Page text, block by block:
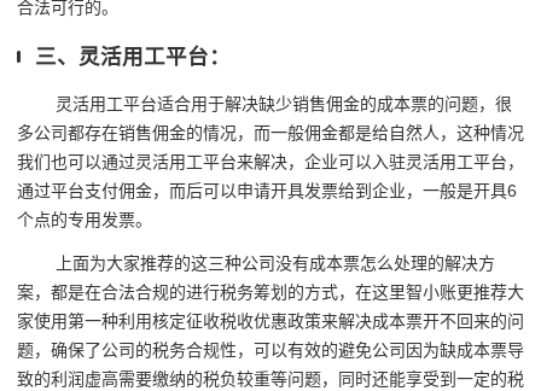
合法可行的。
三、灵活用工平台：
灵活用工平台适合用于解决缺少销售佣金的成本票的问题，很
多公司都存在销售佣金的情况，而一般佣金都是给自然人，这种情况
我们也可以通过灵活用工平台来解决，企业可以入驻灵活用工平台，
通过平台支付佣金，而后可以申请开具发票给到企业，一般是开具6
个点的专用发票。
上面为大家推荐的这三种公司没有成本票怎么处理的解决方
案，都是在合法合规的进行税务筹划的方式，在这里智小账更推荐大
家使用第一种利用核定征收税收优惠政策来解决成本票开不回来的问
题，确保了公司的税务合规性，可以有效的避免公司因为缺成本票导
致的利润虚高需要缴纳的税负较重等问题，同时还能享受到一定的税